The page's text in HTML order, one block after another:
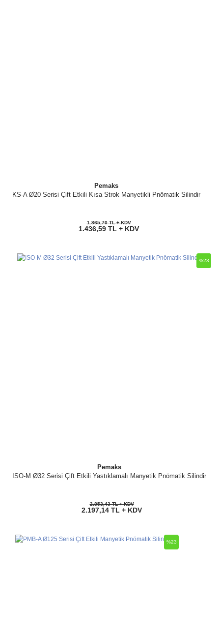
Pemaks
KS-A Ø20 Serisi Çift Etkili Kısa Strok Manyetikli Pnömatik Silindir
1.865,70 TL + KDV
1.436,59 TL + KDV
Pemaks
ISO-M Ø32 Serisi Çift Etkili Yastıklamalı Manyetik Pnömatik Silindir
%23
2.853,43 TL + KDV
2.197,14 TL + KDV
%23